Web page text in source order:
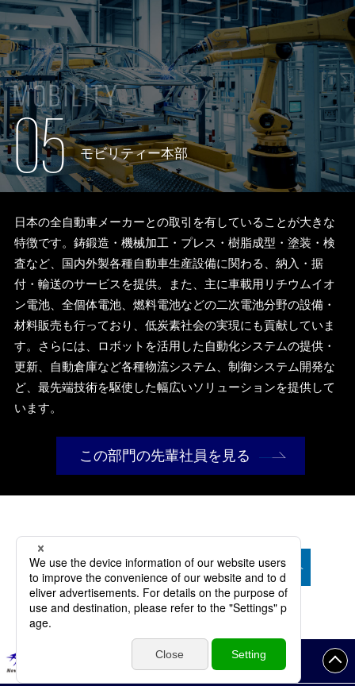
MOBILITY
05 モビリティー本部
日本の全自動車メーカーとの取引を有していることが大きな
特徴です。鋳鍛造・機械加工・プレス・樹脂成型・塗装・検
査など、国内外製各種自動車生産設備に関わる、納入・据
付・輸送のサービスを提供。また、主に車載用リチウムイオ
ン電池、全個体電池、燃料電池などの二次電池分野の設備・
材料販売も行っており、低炭素社会の実現にも貢献していま
す。さらには、ロボットを活用した自動化システムの提供・
更新、自動倉庫など各種物流システム、制御システム開発な
ど、最先端技術を駆使した幅広いソリューションを提供して
います。
この部門の先輩社員を見る
5つのフィールドの事例を見る
SOJITZ MACHINERY